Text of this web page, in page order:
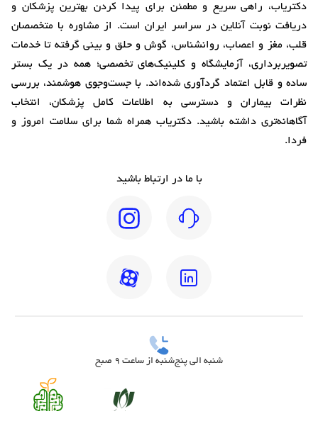
دکتریاب، راهی سریع و مطمئن برای پیدا کردن بهترین پزشکان و
دریافت نوبت آنلاین در سراسر ایران است. از مشاوره با متخصصان
قلب، مغز و اعصاب، روانشناس، گوش و حلق و بینی گرفته تا خدمات
تصویربرداری، آزمایشگاه و کلینیک‌های تخصصی؛ همه در یک بستر
ساده و قابل اعتماد گردآوری شده‌اند. با جست‌وجوی هوشمند، بررسی
نظرات بیماران و دسترسی به اطلاعات کامل پزشکان، انتخاب
آگاهانه‌تری داشته باشید. دکتریاب همراه شما برای سلامت امروز و
فردا.
با ما در ارتباط باشید
شنبه الی پنج‌شنبه از ساعت 9 صبح